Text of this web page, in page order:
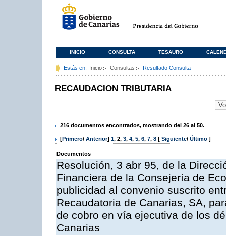
INICIO CONSULTA TESAURO
Estás en: Inicio Consultas Resultado Consulta
RECAUDACION TRIBUTARIA
216 documentos encontrados, mostrando del 26 al 50.
[Primero/ Anterior] 1, 2, 3, 4, 5, 6, 7, 8 [ Siguiente/ Último ]
Documentos
Resolución, 3 abr 95, de la
Financiera de la Consejería de
publicidad al convenio suscrito
Recaudatoria de Canarias, SA,
de cobro en vía ejecutiva de los
Canarias